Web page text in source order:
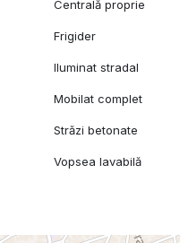
Centrală proprie
Frigider
Iluminat stradal
Mobilat complet
Străzi betonate
Vopsea lavabilă